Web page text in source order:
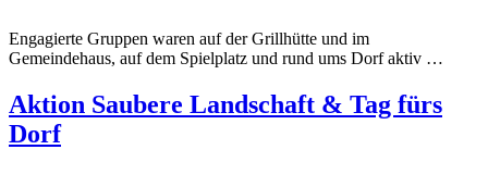
Engagierte Gruppen waren auf der Grillhütte und im
Gemeindehaus, auf dem Spielplatz und rund ums Dorf aktiv …
Aktion Saubere Landschaft & Tag fürs
Dorf